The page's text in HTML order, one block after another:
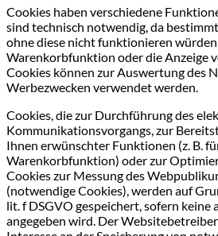
Cookies haben verschiedene
sind technisch notwendig, da
ohne diese nicht funktionieren würden
Warenkorbfunktion oder die Anzeige
Cookies können zur Auswertung des
Werbezwecken verwendet werden.
Cookies, die zur Durchführung des
Kommunikationsvorgangs, zur
Ihnen erwünschter Funktionen (z. B.
Warenkorbfunktion) oder zur
Cookies zur Messung des
(notwendige Cookies), werden auf
lit. f DSGVO gespeichert, sofern keine
angegeben wird. Der